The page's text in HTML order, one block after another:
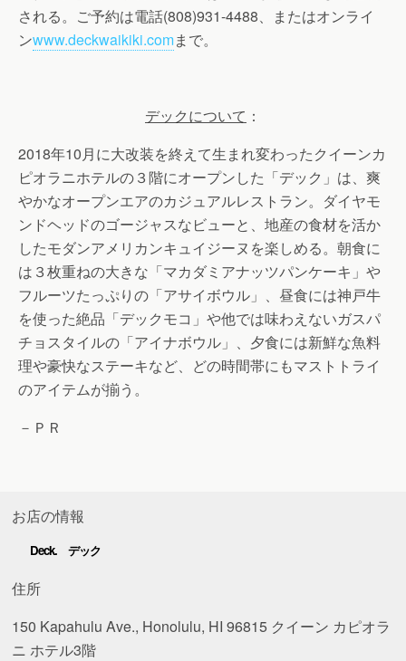
される。ご予約は電話(808)931-4488、またはオンライ
ンwww.deckwaikiki.comまで。
デックについて ：
2018年10月に大改装を終えて生まれ変わったクイーンカ
ピオラニホテルの３階にオープンした「デック」は、爽
やかなオープンエアのカジュアルレストラン。ダイヤモ
ンドヘッドのゴージャスなビューと、地産の食材を活か
したモダンアメリカンキュイジーヌを楽しめる。朝食に
は３枚重ねの大きな「マカダミアナッツパンケーキ」や
フルーツたっぷりの「アサイボウル」、昼食には神戸牛
を使った絶品「デックモコ」や他では味わえないガスパ
チョスタイルの「アイナボウル」、夕食には新鮮な魚料
理や豪快なステーキなど、どの時間帯にもマストトライ
のアイテムが揃う。
－ＰＲ
お店の情報
Deck. デック
住所
150 Kapahulu Ave., Honolulu, HI 96815 クイーン カピオラ
ニ ホテル3階